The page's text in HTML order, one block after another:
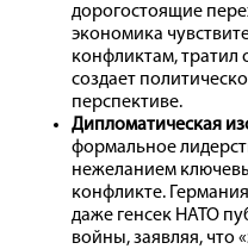
дорогостоящие
экономика
конфликтам, тратил
создает
перспективе.
Дипломатическая
формальное
нежеланием
конфликте.
даже генсек НАТО
войны, заявляя, что